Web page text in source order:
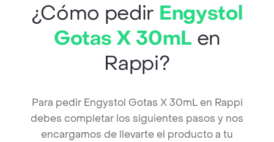
¿Cómo pedir Engystol
Gotas X 30mL en
Rappi?
Para pedir Engystol Gotas X 30mL en Rappi
debes completar los siguientes pasos y nos
encargamos de llevarte el producto a tu